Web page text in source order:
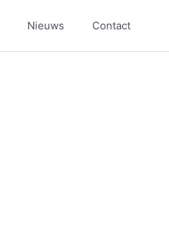
Nieuws Contact